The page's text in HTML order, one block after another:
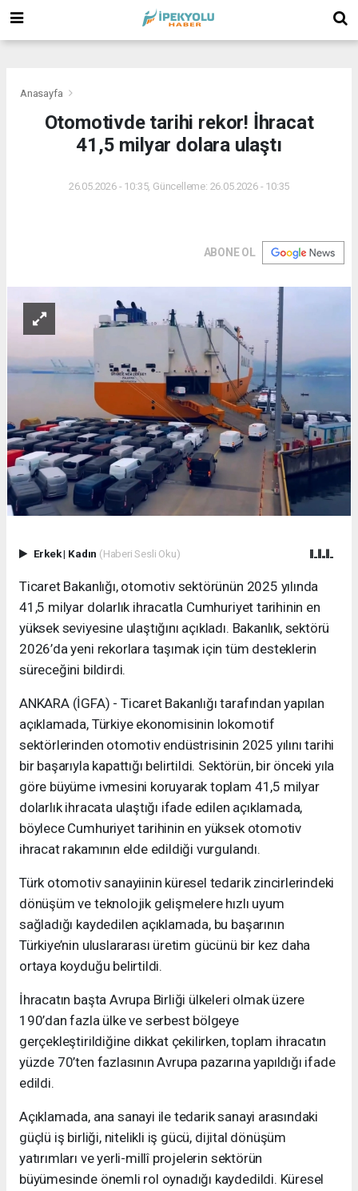
Anasayfa
Otomotivde tarihi rekor! İhracat
41,5 milyar dolara ulaştı
26.05.2026 - 10:35, Güncelleme: 26.05.2026 - 10:35
ABONE OL
Erkek| Kadın (Haberi Sesli Oku)
Ticaret Bakanlığı, otomotiv sektörünün 2025 yılında
41,5 milyar dolarlık ihracatla Cumhuriyet tarihinin en
yüksek seviyesine ulaştığını açıkladı. Bakanlık, sektörü
2026’da yeni rekorlara taşımak için tüm desteklerin
süreceğini bildirdi.
ANKARA (İGFA) - Ticaret Bakanlığı tarafından yapılan
açıklamada, Türkiye ekonomisinin lokomotif
sektörlerinden otomotiv endüstrisinin 2025 yılını tarihi
bir başarıyla kapattığı belirtildi. Sektörün, bir önceki yıla
göre büyüme ivmesini koruyarak toplam 41,5 milyar
dolarlık ihracata ulaştığı ifade edilen açıklamada,
böylece Cumhuriyet tarihinin en yüksek otomotiv
ihracat rakamının elde edildiği vurgulandı.
Türk otomotiv sanayiinin küresel tedarik zincirlerindeki
dönüşüm ve teknolojik gelişmelere hızlı uyum
sağladığı kaydedilen açıklamada, bu başarının
Türkiye’nin uluslararası üretim gücünü bir kez daha
ortaya koyduğu belirtildi.
İhracatın başta Avrupa Birliği ülkeleri olmak üzere
190’dan fazla ülke ve serbest bölgeye
gerçekleştirildiğine dikkat çekilirken, toplam ihracatın
yüzde 70’ten fazlasının Avrupa pazarına yapıldığı ifade
edildi.
Açıklamada, ana sanayi ile tedarik sanayi arasındaki
güçlü iş birliği, nitelikli iş gücü, dijital dönüşüm
yatırımları ve yerli-millî projelerin sektörün
büyümesinde önemli rol oynadığı kaydedildi. Küresel